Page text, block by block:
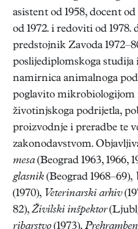
asistent od 1958, docent
od 1972. i redoviti od 1978.
predstojnik Zavoda
poslijediplomskoga
namirnica animalnoga
poglavito
životinjskoga podrijetla,
proizvodnje i preradbe te
zakonodavstvom.
mesa(Beograd 1963, 1966,
glasnik (Beograd 1968–69),
(1970), Veterinarski arhiv
82), Živilski inšpektor